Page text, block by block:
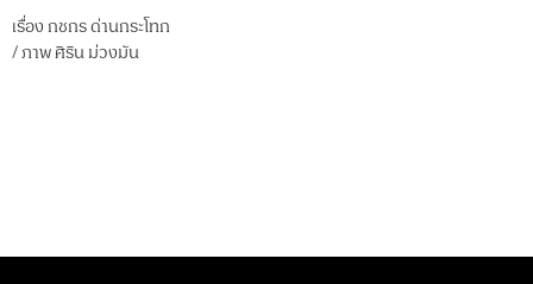
เรื่อง กชกร ด่านกระโทก
/ภาพศิริน ม่วงมัน